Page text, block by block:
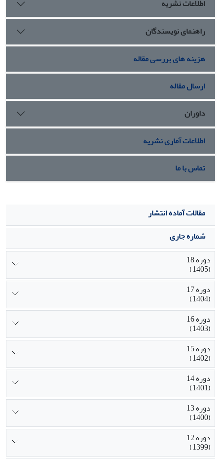
می‌کند.
اطلاعات نشریه
راهنمای نویسندگان
هزینه های بررسی مقاله
ارسال مقاله
داوران
اطلاعات آماری نشریه
تماس با ما
مقالات آماده انتشار
شماره جاری
دوره 18
(1405)
دوره 17
(1404)
دوره 16
(1403)
دوره 15
(1402)
دوره 14
(1401)
دوره 13
(1400)
دوره 12
(1399)